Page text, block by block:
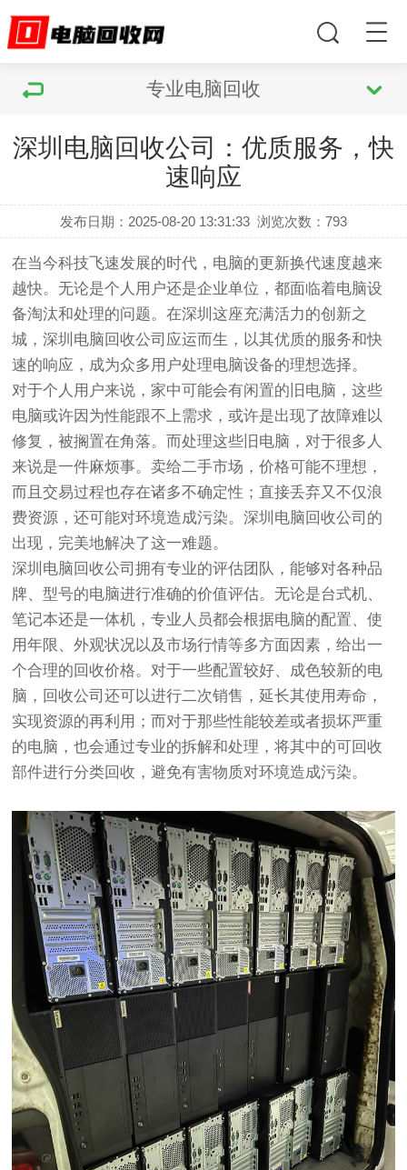
专业电脑回收
深圳电脑回收公司：优质服务，快
速响应
发布日期：2025-08-20 13:31:33 浏览次数：793
在当今科技飞速发展的时代，电脑的更新换代速度越来
越快。无论是个人用户还是企业单位，都面临着电脑设
备淘汰和处理的问题。在深圳这座充满活力的创新之
城，深圳电脑回收公司应运而生，以其优质的服务和快
速的响应，成为众多用户处理电脑设备的理想选择。
对于个人用户来说，家中可能会有闲置的旧电脑，这些
电脑或许因为性能跟不上需求，或许是出现了故障难以
修复，被搁置在角落。而处理这些旧电脑，对于很多人
来说是一件麻烦事。卖给二手市场，价格可能不理想，
而且交易过程也存在诸多不确定性；直接丢弃又不仅浪
费资源，还可能对环境造成污染。深圳电脑回收公司的
出现，完美地解决了这一难题。
深圳电脑回收公司拥有专业的评估团队，能够对各种品
牌、型号的电脑进行准确的价值评估。无论是台式机、
笔记本还是一体机，专业人员都会根据电脑的配置、使
用年限、外观状况以及市场行情等多方面因素，给出一
个合理的回收价格。对于一些配置较好、成色较新的电
脑，回收公司还可以进行二次销售，延长其使用寿命，
实现资源的再利用；而对于那些性能较差或者损坏严重
的电脑，也会通过专业的拆解和处理，将其中的可回收
部件进行分类回收，避免有害物质对环境造成污染。